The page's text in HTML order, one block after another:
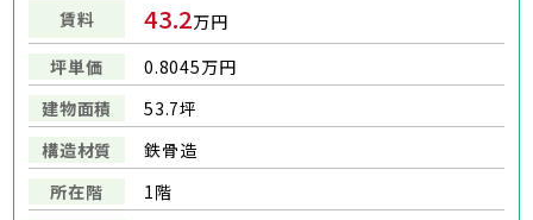
賃料 43.2万円
坪単価
0.8045万円
建物面積
53.7坪
構造材質
鉄骨造
所在階
1階